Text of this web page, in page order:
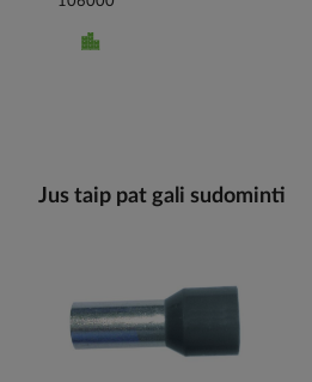
Jus taip pat gali sudominti